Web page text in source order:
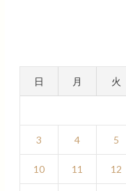
日 月 火
3 4 5
10 11 12